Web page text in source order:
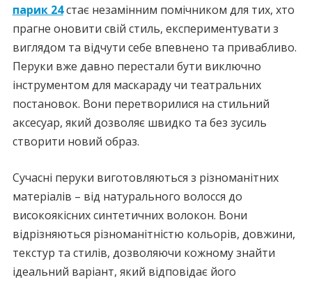
парик 24стає незамінним помічником для тих, хто
прагне оновити свій стиль, експериментувати з
виглядом та відчути себе впевнено та привабливо.
Перуки вже давно перестали бути виключно
інструментом для маскараду чи театральних
постановок. Вони перетворилися на стильний
аксесуар, який дозволяє швидко та без зусиль
створити новий образ.
Сучасні перуки виготовляються з різноманітних
матеріалів – від натурального волосся до
високоякісних синтетичних волокон. Вони
відрізняються різноманітністю кольорів, довжини,
текстур та стилів, дозволяючи кожному знайти
ідеальний варіант, який відповідає його